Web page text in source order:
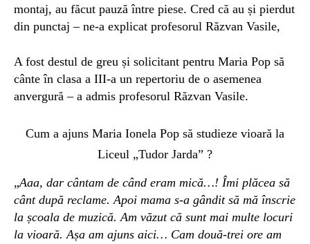
montaj, au făcut pauză între piese. Cred că au și pierdut
din punctaj – ne-a explicat profesorul Răzvan Vasile,
A fost destul de greu și solicitant pentru Maria Pop să
cânte în clasa a III-a un repertoriu de o asemenea
anvergură – a admis profesorul Răzvan Vasile.
Cum a ajuns Maria Ionela Pop să studieze vioară la
Liceul „Tudor Jarda” ?
„Aaa, dar cântam de când eram mică…! Îmi plăcea să
cânt după reclame. Apoi mama s-a gândit să mă înscrie
la școala de muzică. Am văzut că sunt mai multe locuri
la vioară. Așa am ajuns aici… Cam două-trei ore am